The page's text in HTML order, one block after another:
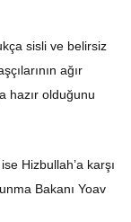
sisli ve belirsiz
ağır
hazır olduğunu
Hizbullah’a karşı
Bakanı Yoav